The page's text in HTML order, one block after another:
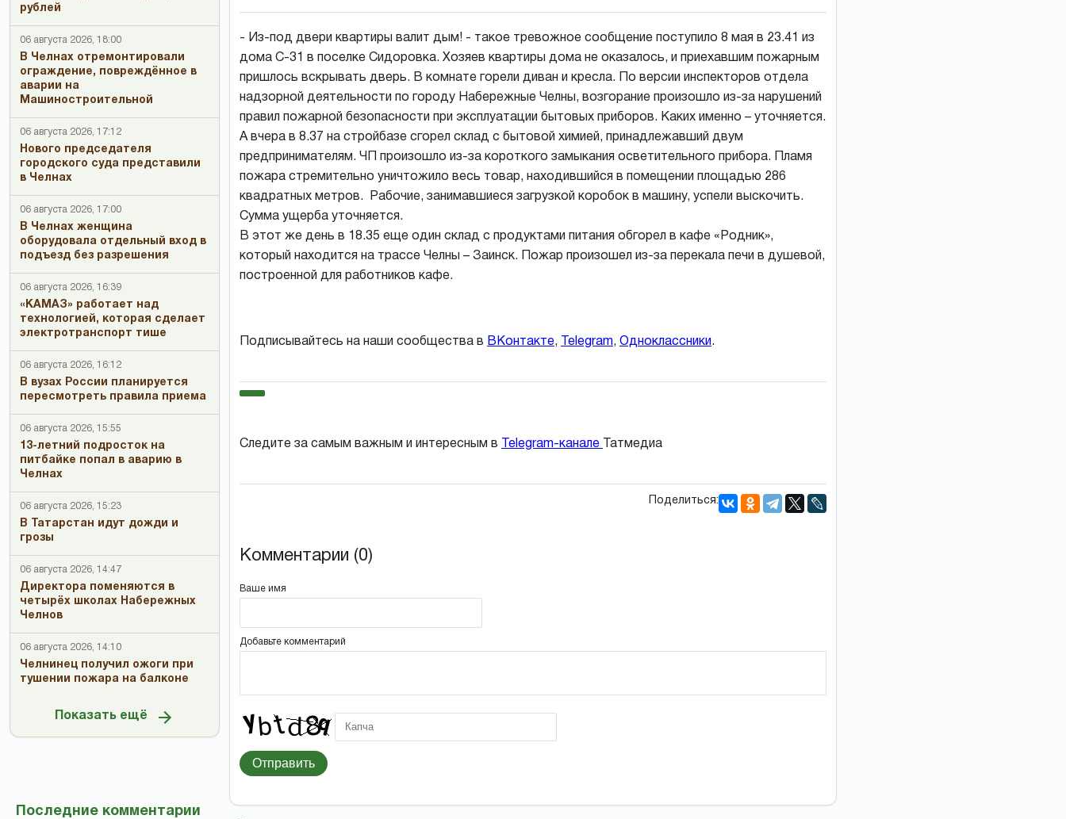
рублей
06 августа 2026, 18:00
В Челнах отремонтировали
ограждение, повреждённое в
аварии на
Машиностроительной
06 августа 2026, 17:12
Нового председателя
городского суда представили
в Челнах
06 августа 2026, 17:00
В Челнах женщина
оборудовала отдельный вход в
подъезд без разрешения
06 августа 2026, 16:39
«КАМАЗ» работает над
технологией, которая сделает
электротранспорт тише
06 августа 2026, 16:12
В вузах России планируется
пересмотреть правила приема
06 августа 2026, 15:55
13-летний подросток на
питбайке попал в аварию в
Челнах
06 августа 2026, 15:23
В Татарстан идут дожди и
грозы
06 августа 2026, 14:47
Директора поменяются в
четырёх школах Набережных
Челнов
06 августа 2026, 14:10
Челнинец получил ожоги при
тушении пожара на балконе
Показать ещё
Последние комментарии
- Из-под двери квартиры валит дым! - такое тревожное сообщение поступило 8 мая в 23.41 из
дома С-31 в поселке Сидоровка. Хозяев квартиры дома не оказалось, и приехавшим пожарным
пришлось вскрывать дверь. В комнате горели диван и кресла. По версии инспекторов отдела
надзорной деятельности по городу Набережные Челны, возгорание произошло из-за нарушений
правил пожарной безопасности при эксплуатации бытовых приборов. Каких именно – уточняется.
А вчера в 8.37 на стройбазе сгорел склад с бытовой химией, принадлежавший двум
предпринимателям. ЧП произошло из-за короткого замыкания осветительного прибора. Пламя
пожара стремительно уничтожило весь товар, находившийся в помещении площадью 286
квадратных метров. Рабочие, занимавшиеся загрузкой коробок в машину, успели выскочить.
Сумма ущерба уточняется.
В этот же день в 18.35 еще один склад с продуктами питания обгорел в кафе «Родник»,
который находится на трассе Челны – Заинск. Пожар произошел из-за перекала печи в душевой,
построенной для работников кафе.
Подписывайтесь на наши сообщества в ВКонтакте, Telegram, Одноклассники.
Следите за самым важным и интересным в Telegram-канале Татмедиа
Поделиться:
Комментарии (0)
Ваше имя
Добавьте комментарий
Отправить